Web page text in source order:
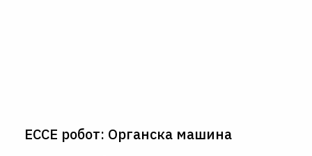
ECCE робот: Органска машина